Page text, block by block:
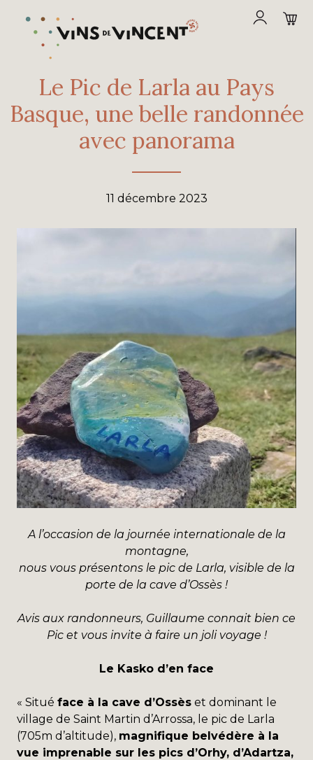
Le Pic de Larla au Pays
Basque, une belle randonnée
avec panorama
11 décembre 2023
A l’occasion de la journée internationale de la
montagne,
nous vous présentons le pic de Larla, visible de la
porte de la cave d’Ossès !
Avis aux randonneurs, Guillaume connait bien ce
Pic et vous invite à faire un joli voyage !
Le Kasko d’en face
« Situé face à la cave d’Ossès et dominant le
village de Saint Martin d’Arrossa, le pic de Larla
(705m d’altitude), magnifique belvédère à la
vue imprenable sur les pics d’Orhy, d’Adartza,